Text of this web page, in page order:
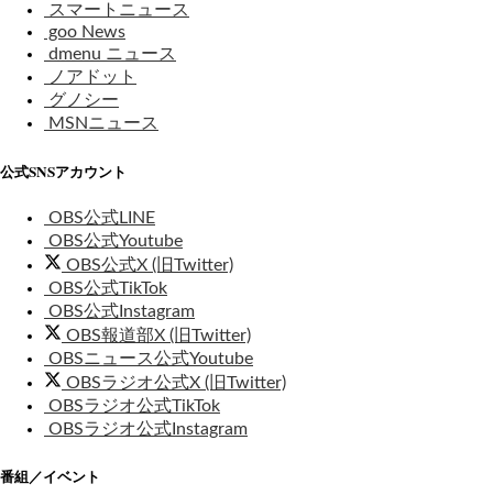
スマートニュース
goo News
dmenu ニュース
ノアドット
グノシー
MSNニュース
公式SNSアカウント
OBS公式LINE
OBS公式Youtube
OBS公式X (旧Twitter)
OBS公式TikTok
OBS公式Instagram
OBS報道部X (旧Twitter)
OBSニュース公式Youtube
OBSラジオ公式X (旧Twitter)
OBSラジオ公式TikTok
OBSラジオ公式Instagram
番組／イベント